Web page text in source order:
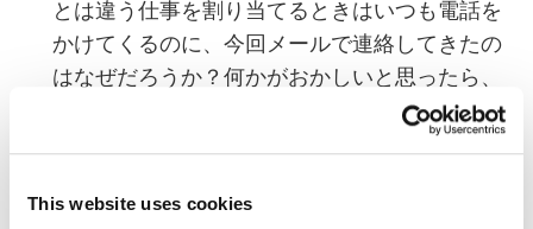
This website uses cookies
とは違う仕事を割り当てるときはいつも電話を
かけてくるのに、今回メールで連絡してきたの
はなぜだろうか？何かがおかしいと思ったら、
別のコミュニケーション方法を使って、疑念を
至急の対応を求めるメールが来ても、すぐには